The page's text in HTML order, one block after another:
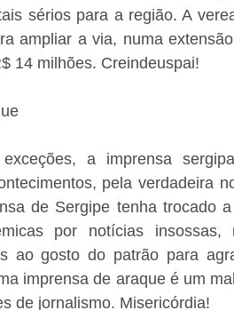
sérios para a região. A
ampliar a via, numa
14 milhões. Creindeuspai!
a imprensa
pela verdadeira
de Sergipe tenha trocado
por notícias
ao gosto do patrão para
imprensa de araque é um
de jornalismo. Misericórdia!